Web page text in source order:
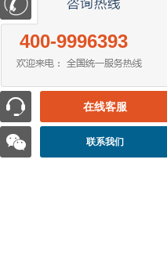
400-9996393
在线客服
联系我们